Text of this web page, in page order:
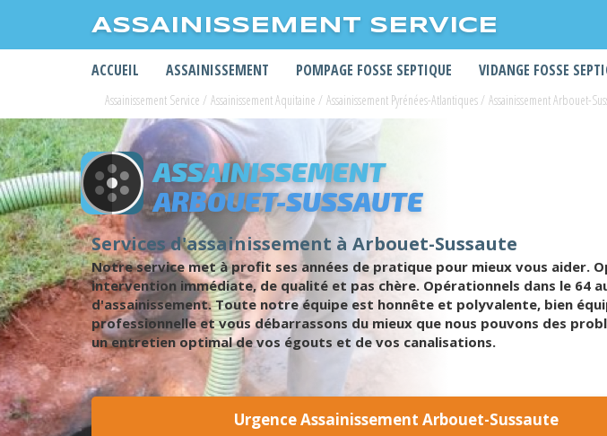
ASSAINISSEMENT SERVICE
ACCUEIL ASSAINISSEMENT POMPAGE FOSSE SEPTIQUE VIDANGE FOSSE
Assainissement Service / Assainissement Aquitaine / Assainissement Pyrénées-Atlantiques/ Assainissement Arbouet-
ASSAINISSEMENT
ARBOUET-SUSSAUTE
Services d'assainissement à Arbouet-Sussaute
Notre service met à profit ses années de pratique pour mieux vous aider.
intervention immédiate, de qualité et pas chère. Opérationnels dans le 64
d'assainissement. Toute notre équipe est honnête et polyvalente, bien
professionnelle et vous débarrassons du mieux que nous pouvons des
un entretien optimal de vos égouts et de vos canalisations.
Urgence Assainissement Arbouet-Sussaute